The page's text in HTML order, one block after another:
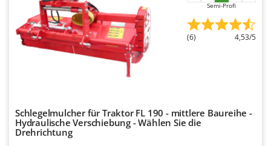
Semi-Profi
(6) 4,53/5
Schlegelmulcher für Traktor FL 190 - mittlere Baureihe -
Hydraulische Verschiebung - Wählen Sie die
Drehrichtung